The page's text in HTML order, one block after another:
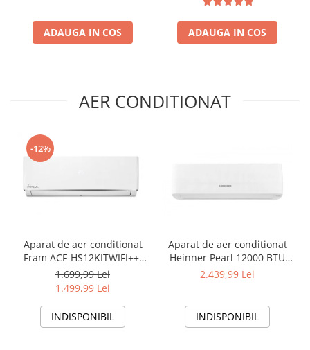
ADAUGA IN COS ADAUGA IN COS
AER CONDITIONAT
-12%
Aparat de aer conditionat
Fram ACF-HS12KITWIFI++,
12000 BTU, Wifi, Kit
instalare inclus, Functie
Sleep, Clasa A++
1.699,99 Lei
1.499,99 Lei
INDISPONIBIL
Aparat de aer conditionat
Heinner Pearl 12000 BTU
Wi-Fi, Clasa A+++/A+++, AI
alb
2.439,99 Lei
INDISPONIBIL